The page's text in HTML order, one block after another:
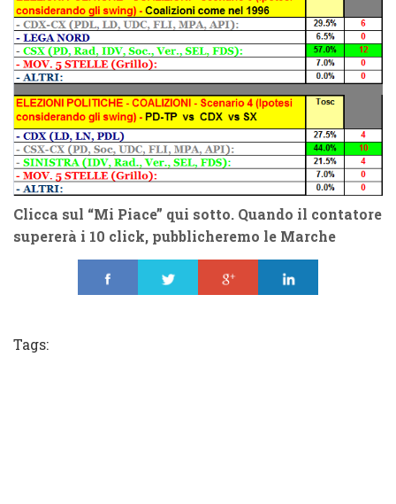
Clicca sul “Mi Piace” qui sotto. Quando il contatore
supererà i 10 click, pubblicheremo le Marche
Tags: